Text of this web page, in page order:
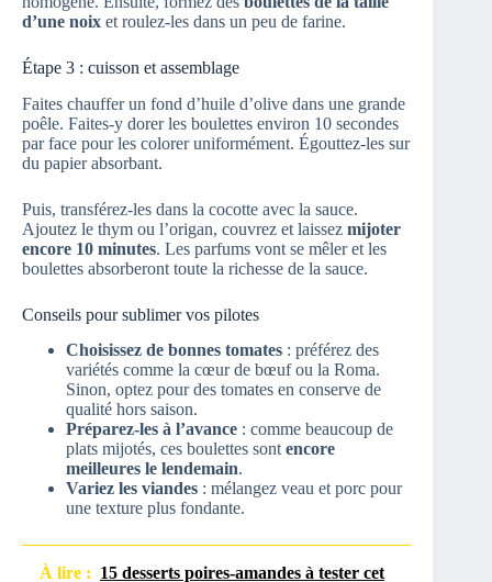
d’une noix et roulez-les dans un peu de farine.
Étape 3 : cuisson et assemblage
Faites chauffer un fond d’huile d’olive dans une grande
poêle. Faites-y dorer les boulettes environ 10 secondes
par face pour les colorer uniformément. Égouttez-les sur
du papier absorbant.
Puis, transférez-les dans la cocotte avec la sauce.
Ajoutez le thym ou l’origan, couvrez et laissez mijoter
encore 10 minutes. Les parfums vont se mêler et les
boulettes absorberont toute la richesse de la sauce.
Conseils pour sublimer vos pilotes
Choisissez de bonnes tomates : préférez des
variétés comme la cœur de bœuf ou la Roma.
Sinon, optez pour des tomates en conserve de
qualité hors saison.
Préparez-les à l’avance : comme beaucoup de
plats mijotés, ces boulettes sont encore
meilleures le lendemain.
Variez les viandes : mélangez veau et porc pour
une texture plus fondante.
À lire : 15 desserts poires-amandes à tester cet